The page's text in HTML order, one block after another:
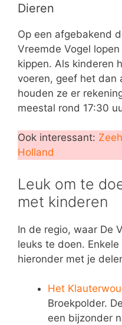
Dieren
Op een afgebakend
Vreemde Vogel
kippen. Als kinderen
voeren, geef het dan
houden ze er
meestal rond 17:30
Ook interessant:
Holland
Leuk om te
met kinderen
In de regio, waar De
leuks te doen.
hieronder met je
Het
Broekpolder.
een bijzonder